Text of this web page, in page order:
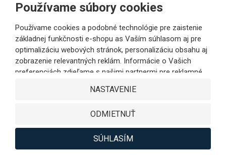
Používame súbory cookies
Používame cookies a podobné technológie pre zaistenie
základnej funkčnosti e-shopu as Vaším súhlasom aj pre
optimalizáciu webových stránok, personalizáciu obsahu aj
zobrazenie relevantných reklám. Informácie o Vašich
preferenciách zdieľame s našimi partnermi pre reklamné,
Partneri môžu tieto údaje v rámci personalizácie reklamy
využívaní ich služieb. Kliknutím na tlačidlo SÚHLASÍM
vyjadríte Váš súhlas s ukladaním cookies na výkonové,
funkčné a marketingové účely as odovzdávaním údajov o
správaní na webe v rámci zacielenia reklamy na sociálnych
NASTAVENIE
ODMIETNUŤ
SÚHLASÍM